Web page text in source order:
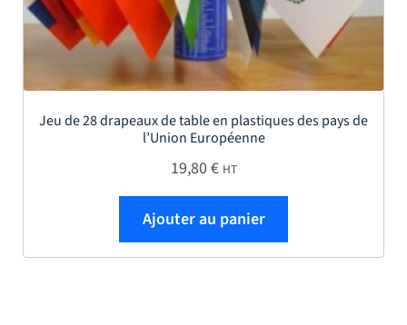
Jeu de 28 drapeaux de table en plastiques des pays de
l’Union Européenne
19,80€ HT
Ajouter au panier